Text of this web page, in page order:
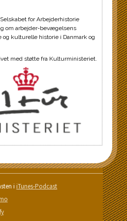
Selskabet for Arbejderhistorie
om arbejder-bevægelsens
og kulturelle historie i Danmark og
med støtte fra Kulturministeriet.
iiTunes-Podcast